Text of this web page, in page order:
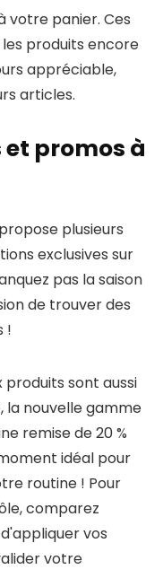
votre panier. Ces
produits encore
appréciable,
articles.
et promos à
plusieurs
exclusives sur
pas la saison
de trouver des
!
produits sont aussi
la nouvelle gamme
remise de 20 %
idéal pour
routine ! Pour
comparez
vos
votre